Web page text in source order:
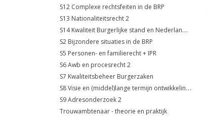
S12 Complexe rechtsfeiten in de BRP
S13 Nationaliteitsrecht 2
S14 Kwaliteit Burgerlijke stand en Nederlandse nationaliteit
S2 Bijzondere situaties in de BRP
S5 Personen- en familierecht + IPR
S6 Awb en procesrecht 2
S7 Kwaliteitsbeheer Burgerzaken
S8 Visie en (middel)lange termijn ontwikkelingen
S9 Adresonderzoek 2
Trouwambtenaar - theorie en praktijk